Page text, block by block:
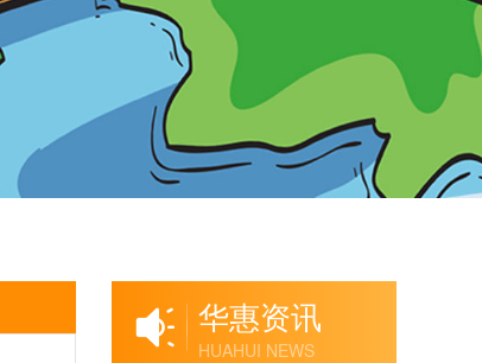
华惠资讯
HUAHUI NEWS